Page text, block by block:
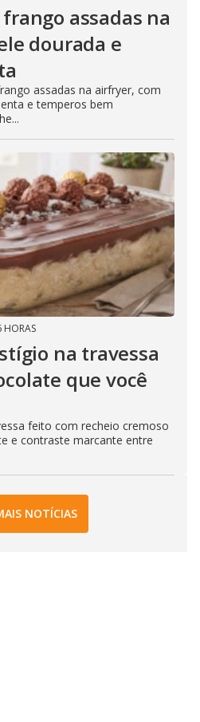
assadas na
dourada e
assadas na airfryer, com
e temperos bem
HORAS
na travessa
que você
feito com recheio cremoso
e contraste marcante entre
NOTÍCIAS